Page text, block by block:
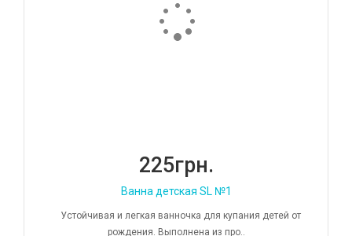
225грн.
Ванна детская SL №1
Устойчивая и легкая ванночка для купания детей от
рождения. Выполнена из про..